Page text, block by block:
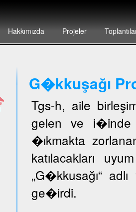
Hakkımızda Projeler
G�kkuşağı
Tgs-h, aile
gelen ve i�inde
�ıkmakta
katılacakları
„G�kkusağı“
ge�irdi.